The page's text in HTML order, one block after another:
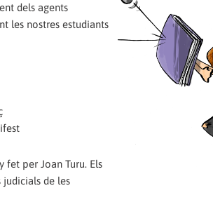
dels agents
les nostres estudiants
fet per Joan Turu. Els
judicials de les